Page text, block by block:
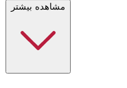
مشاهده بیشتر